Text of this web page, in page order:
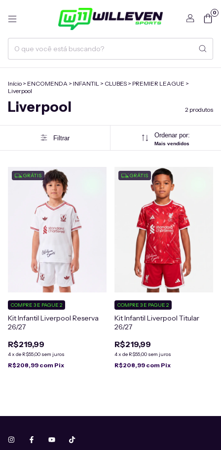
0
Início > ENCOMENDA > INFANTIL > CLUBES > PREMIER LEAGUE >
Liverpool
Liverpool 2 produtos
Filtrar Ordenar por:
Mais vendidos
GRÁTIS
Kit Infantil Liverpool Reserva
26/27
R$219,99
4x de R$55,00 sem juros
COMPRE 3 E PAGUE 2
R$208,99 com Pix
GRÁTIS
Kit Infantil Liverpool Titular
26/27
R$219,99
4x de R$55,00 sem juros
COMPRE 3 E PAGUE 2
R$208,99 com Pix